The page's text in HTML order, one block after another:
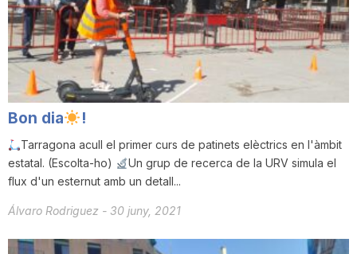
Bon dia !
Tarragona acull el primer curs de patinets elèctrics en l'àmbit
estatal. (Escolta-ho)
Un grup de recerca de la URV simula el
flux d'un esternut amb un detall...
Álvaro Rodriguez - 30 juny, 2021